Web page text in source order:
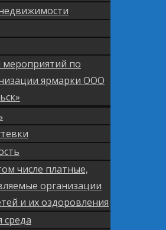
мероприятий по
ярмарки ООО
числе платные,
организации
и их оздоровления
среда